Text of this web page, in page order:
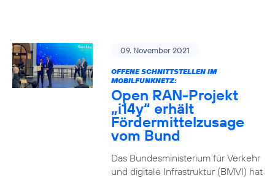
09. November 2021
OFFENE SCHNITTSTELLEN IM
MOBILFUNKNETZ:
Open RAN-Projekt
„i14y“ erhält
Fördermittelzusage
vom Bund
Das Bundesministerium für Verkehr
und digitale Infrastruktur (BMVI) hat